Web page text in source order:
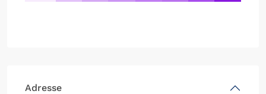
Adresse